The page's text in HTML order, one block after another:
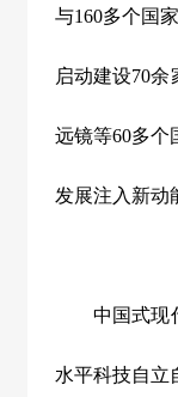
与160多个国
启动建设70余
远镜等60多个
发展注入新动
中国式现代
水平科技自立